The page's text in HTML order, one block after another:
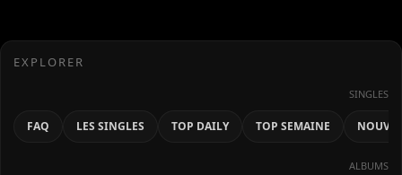
EXPLORER
SINGLES
FAQ LES SINGLES TOP DAILY TOP SEMAINE
ALBUMS